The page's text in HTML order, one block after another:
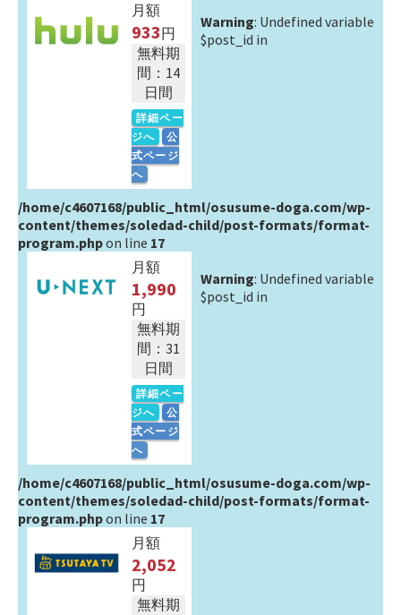
月額
933円
無料期
間：14
日間
詳細ペー
ジへ
公
式ページ
へ
Warning: Undefined variable
$post_id in
/home/c4607168/public_html/osusume-doga.com/wp-
content/themes/soledad-child/post-formats/format-
program.phpon line 17
月額
1,990
円
無料期
間：31
日間
詳細ペー
ジへ
公
式ページ
へ
Warning: Undefined variable
$post_id in
/home/c4607168/public_html/osusume-doga.com/wp-
content/themes/soledad-child/post-formats/format-
program.phpon line 17
月額
2,052
円
無料期